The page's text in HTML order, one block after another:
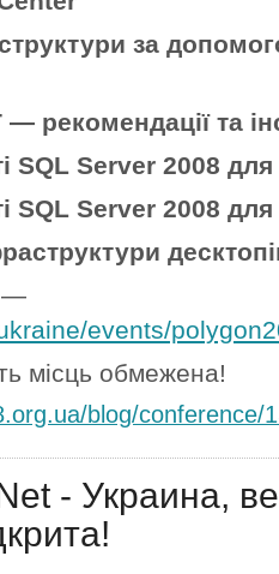
за
рекомендації та
Server 2008 для
Server 2008 для
—
events/
місць обмежена!
blog/conference/
- Украина,